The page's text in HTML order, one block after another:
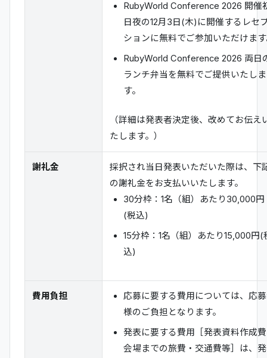
RubyWorld Conference 2026 開催
日夜の12月3日(木)に開催するレセ
ションに無料でご参加いただけま
RubyWorld Conference 2026 両日
ランチ弁当を無料でご提供いたしま
す。
（詳細は発表者決定後、改めてお伝え
たします。）
謝礼金
採択され当日発表いただいた際は、下
の謝礼金をお支払いいたします。
30分枠：1名（組）あたり30,000円
(税込)
15分枠：1名（組）あたり15,000円(
込)
費用負担
応募に要する費用については、応
様のご負担となります。
発表に要する費用［発表資料作成
会場までの旅費・交通費等］は、